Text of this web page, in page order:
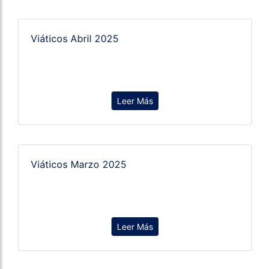
Viáticos Abril 2025
Leer Más
Viáticos Marzo 2025
Leer Más